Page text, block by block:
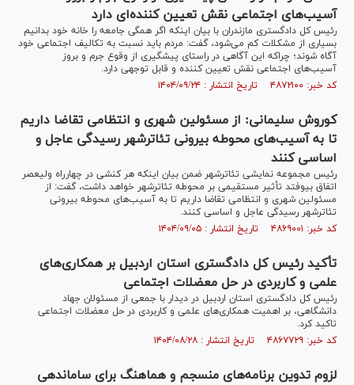
آسیب‌های اجتماعی نقش تعیین کننده‌ای دارد
رئیس کل دادگستری مازندران با بیان اینکه اگر همگی جامعه را خانه خود بدانیم
بسیاری از مشکلات کم می‌شود، گفت: مردم باید نسبت به تکالیف اجتماعی خود
آگاه شوند؛ چراکه این آگاهی در راستای پیشگیری از وقوع جرم و بروز
آسیب‌های اجتماعی نقش تعیین کننده و قابل توجهی دارد.
کد خبر: ۴۸۷۲۱۰۰ تاریخ انتشار : ۱۴۰۴/۰۹/۲۴
کوروش سلیمانی: از مسئولین شهری و انتظامی تقاضا داریم
تا به آسیب‌های محوطه بیرونی تئاترشهر رسیدگی عاجل و
اساسی کنند
رئیس مجموعه نمایشی تئاترشهر ضمن بیان اینکه هر کنشی در چهارراه ولیعصر
اتفاق بیوفتد تأثیر مستقیمی بر محوطه تئاترشهر خواهد داشت، گفت: از
مسئولین شهری و انتظامی تقاضا داریم تا به آسیب‌های محوطه بیرونی
تئاترشهر رسیدگی عاجل و اساسی کنند.
کد خبر: ۴۸۶۹۰۰۱ تاریخ انتشار : ۱۴۰۴/۰۹/۰۵
تأکید رئیس‌ کل دادگستری استان اردبیل بر همکاری‌های
علمی و کاربردی در حل معضلات اجتماعی
رئیس کل دادگستری استان اردبیل در دیدار با جمعی از مسئولان جهاد
دانشگاهی، بر اهمیت همکاری‌های علمی و کاربردی در حل معضلات اجتماعی
تاکید کرد.
کد خبر: ۴۸۶۷۷۲۹ تاریخ انتشار : ۱۴۰۴/۰۸/۲۸
لزوم تدوین برنامه‌های منسجم و هماهنگ برای ساماندهی